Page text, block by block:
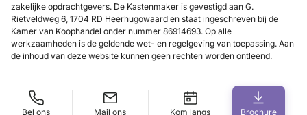
zakelijke opdrachtgevers. De Kastenmaker is gevestigd aan G.
Rietveldweg 6, 1704 RD Heerhugowaard en staat ingeschreven bij de
Kamer van Koophandel onder nummer 86914693. Op alle
werkzaamheden is de geldende wet- en regelgeving van toepassing. Aan
de inhoud van deze website kunnen geen rechten worden ontleend.
Bel ons Mail ons Kom langs Brochure